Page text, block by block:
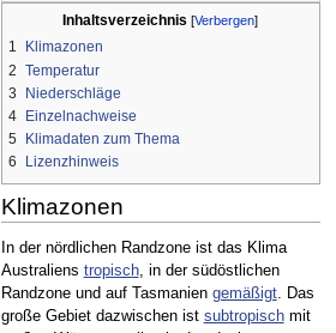
Inhaltsverzeichnis
1
Klimazonen
2 Temperatur
3
Niederschläge
4
Einzelnachweise
5
Klimadaten zum Thema
6
Lizenzhinweis
Klimazonen
In der nördlichen Randzone ist das Klima
Australiens tropisch, in der südöstlichen
Randzone und auf Tasmanien gemäßigt. Das
große Gebiet dazwischen ist subtropischmit